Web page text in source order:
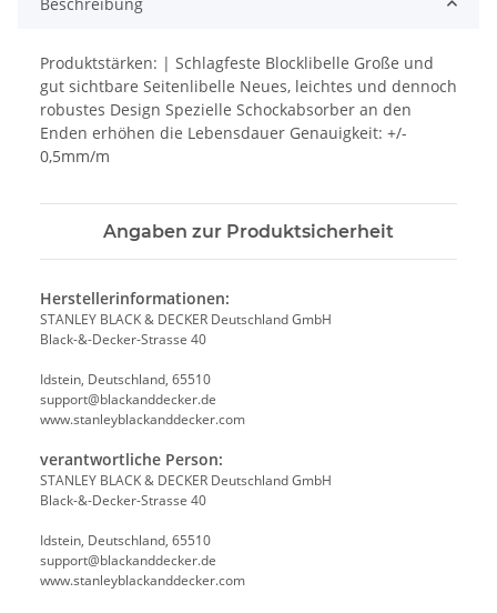
Produktstärken: | Schlagfeste Blocklibelle Große und
gut sichtbare Seitenlibelle Neues, leichtes und dennoch
robustes Design Spezielle Schockabsorber an den
Enden erhöhen die Lebensdauer Genauigkeit: +/-
0,5mm/m
Angaben zur Produktsicherheit
Herstellerinformationen:
STANLEY BLACK & DECKER Deutschland GmbH
Black-&-Decker-Strasse 40
Idstein, Deutschland, 65510
support@blackanddecker.de
www.stanleyblackanddecker.com
verantwortliche Person:
STANLEY BLACK & DECKER Deutschland GmbH
Black-&-Decker-Strasse 40
Idstein, Deutschland, 65510
support@blackanddecker.de
www.stanleyblackanddecker.com